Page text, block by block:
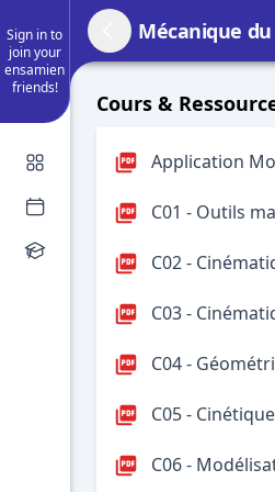
Sign in to
join your
ensamien
friends!
Mécanique
Cours &
Application
C01 - Outils
C02 -
C03 -
C04 -
C05 - Cinétique
C06 -